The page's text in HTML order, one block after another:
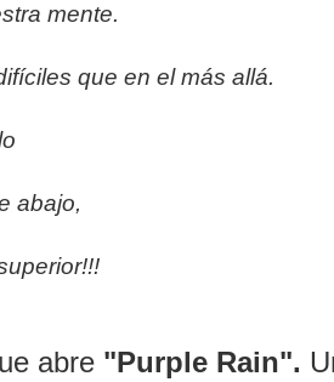
mente.
que en el más allá.
abajo,
abre "Purple Rain".